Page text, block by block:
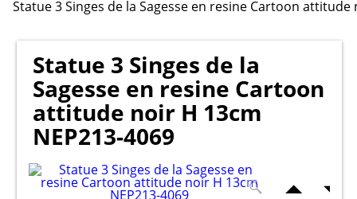
Statue 3 Singes de la Sagesse en resine Cartoon attitude
Statue 3 Singes de la
Sagesse en resine Cartoon
attitude noir H 13cm
NEP213-4069